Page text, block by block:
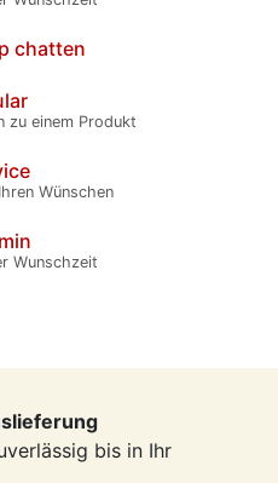
chatten
zu einem Produkt
Wünschen
Wunschzeit
bis in Ihr